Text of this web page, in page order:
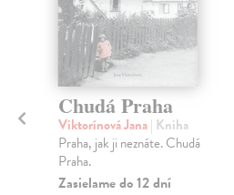
Chudá Praha
Viktorínová Jana| Kniha
Praha, jak ji neznáte. Chudá
Praha.
Zasielame do 12 dní